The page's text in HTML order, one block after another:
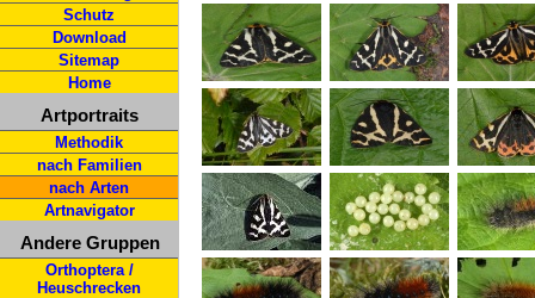
Schutz
Download
Sitemap
Home
Artportraits
Methodik
nach Familien
nach Arten
Artnavigator
Andere Gruppen
Orthoptera /
Heuschrecken